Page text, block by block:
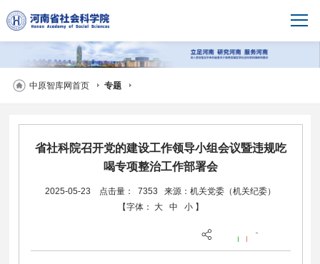
中原智库网首页 专题
省社科院召开党的建设工作领导小组会议暨违规吃
喝专项整治工作部署会
2025-05-23 点击量： 7353
来源：机关党委（机关纪委）
【字体：
大 中 小 】